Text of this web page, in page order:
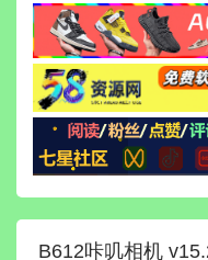
B612咔叽相机